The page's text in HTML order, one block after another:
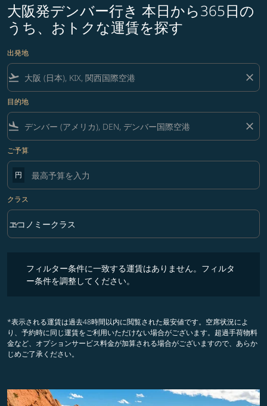
大阪発デンバー行き 本日から365日の
うち、おトクな運賃を探す
出発地
flight_takeoff close
目的地
flight_land close
ご予算
円
クラス
クラス option エコノミークラス Selected
エコノミークラス
keyboard_arrow_down
フィルター条件に一致する運賃はありません。フィルタ
ー条件を調整してください。
*表示される運賃は過去48時間以内に閲覧された最安値です。空席状況によ
り、予約時に同じ運賃をご利用いただけない場合がございます。超過手荷物料
金など、オプションサービス料金が加算される場合がございますので、あらか
じめご了承ください。